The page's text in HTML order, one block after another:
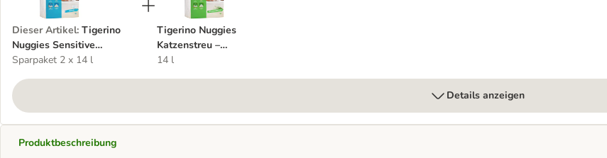
Dieser Artikel: Tigerino
Nuggies Sensitive
Katzenstreu – parfümfrei
Sparpaket 2 x 14 l
Tigerino Nuggies
Katzenstreu –
Frühlingswiesenduft
14 l
Details anzeigen
Produktbeschreibung